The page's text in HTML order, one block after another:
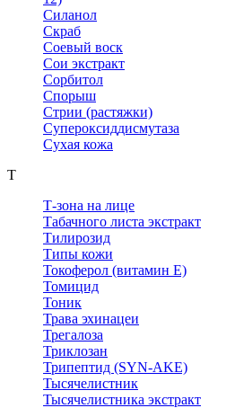
Силанол
Скраб
Соевый воск
Сои экстракт
Сорбитол
Спорыш
Стрии (растяжки)
Супероксиддисмутаза
Сухая кожа
Т
Т-зона на лице
Табачного листа экстракт
Тилирозид
Типы кожи
Токоферол (витамин Е)
Томицид
Тоник
Трава эхинацеи
Трегалоза
Триклозан
Трипептид (SYN-AKE)
Тысячелистник
Тысячелистника экстракт